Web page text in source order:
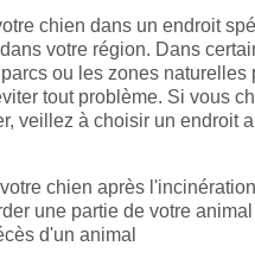
chien dans un endroit
votre région. Dans
ou les zones
tout problème. Si vous
veillez à choisir un endroit
chien après
une partie de votre
d'un animal